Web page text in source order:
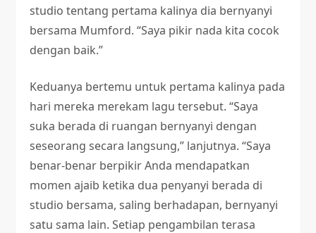
studio tentang pertama kalinya dia bernyanyi
bersama Mumford. “Saya pikir nada kita cocok
dengan baik.”
Keduanya bertemu untuk pertama kalinya pada
hari mereka merekam lagu tersebut. “Saya
suka berada di ruangan bernyanyi dengan
seseorang secara langsung,” lanjutnya. “Saya
benar-benar berpikir Anda mendapatkan
momen ajaib ketika dua penyanyi berada di
studio bersama, saling berhadapan, bernyanyi
satu sama lain. Setiap pengambilan terasa